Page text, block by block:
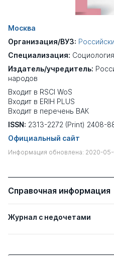
Москва
Организация/ВУЗ:
Специализация: Социология
Издатель/учредитель:
народов
Входит в RSCI WoS
Входит в ERIH PLUS
Входит в перечень ВАК
ISSN: 2313-2272 (Print) 2408-
Официальный сайт
Информация обновлена: 2020-
Справочная информация
Журнал с недочетами